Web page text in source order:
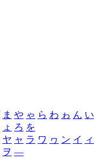
ま や ゃ ら わ ゎ ん い
ょ ろ を
ヤ ャ ラ ワ ヮ ン イ ィ
ヲ ―